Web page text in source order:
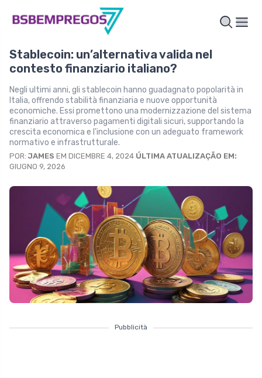
Stablecoin: un’alternativa valida nel
contesto finanziario italiano?
Negli ultimi anni, gli stablecoin hanno guadagnato popolarità in
Italia, offrendo stabilità finanziaria e nuove opportunità
economiche. Essi promettono una modernizzazione del sistema
finanziario attraverso pagamenti digitali sicuri, supportando la
crescita economica e l'inclusione con un adeguato framework
normativo e infrastrutturale.
POR:JAMES EM DICEMBRE 4, 2024 ÚLTIMA ATUALIZAÇÃO EM:
GIUGNO 9, 2026
Pubblicità